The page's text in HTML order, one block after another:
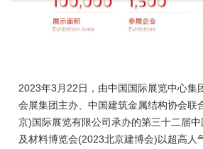
2023年3月22日，由中国国际展览中心集
会展集团主办、中国建筑金属结构协会联
京)国际展览有限公司承办的第三十二届
及材料博览会(2023北京建博会)以超高人